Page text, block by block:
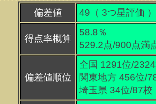
偏差値 49（ 3つ星評価 ）
得点率概算
58.8％
529.2点/900点満
偏差値順位
全国 1291位/2324
関東地方 456位/
埼玉県 34位/87校